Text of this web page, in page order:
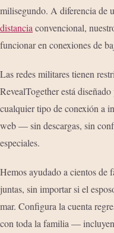
milisegundo. A diferencia de
distancia convencional,
funcionar en conexiones de
Las redes militares tienen
RevealTogether está
cualquier tipo de conexión a
web — sin descargas, sin
especiales.
Hemos ayudado a cientos de
juntas, sin importar si el
mar. Configura la cuenta
con toda la familia —